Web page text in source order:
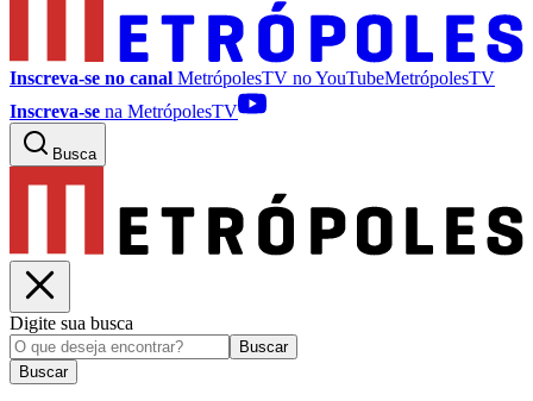
Inscreva-se no canal MetrópolesTV noYouTubeMetrópolesTV
Inscreva-se na MetrópolesTV
Busca
Digite sua busca
Buscar
Buscar